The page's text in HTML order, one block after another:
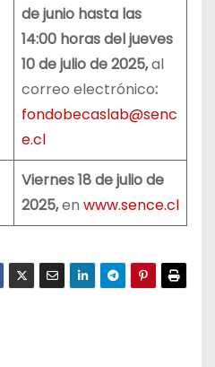
de junio hasta las
14:00 horas del jueves
10 de julio de 2025,al
correo electrónico:
fondobecaslab@senc
e.cl
Viernes 18 de julio de
2025,en www.sence.cl